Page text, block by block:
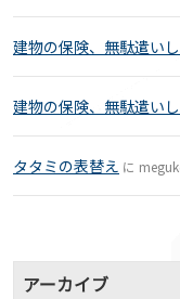
建物の保険、無駄遣い
建物の保険、無駄遣い
タタミの表替え に
アーカイブ